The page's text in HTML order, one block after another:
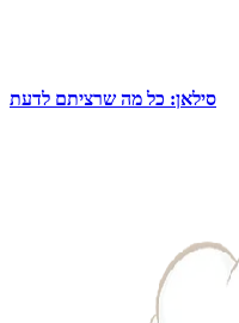
סילאן: כל מה שרציתם לדעת